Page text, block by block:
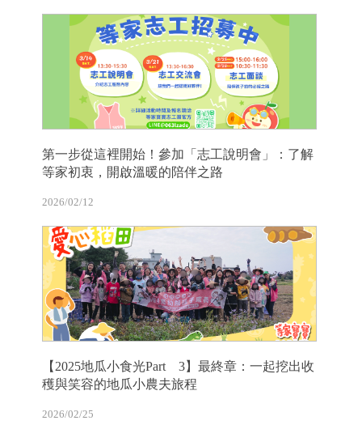
第一步從這裡開始！參加「志工說明會」：了解
等家初衷，開啟溫暖的陪伴之路
2026/02/12
【2025地瓜小食光Part 3】最終章：一起挖出收
穫與笑容的地瓜小農夫旅程
2026/02/25